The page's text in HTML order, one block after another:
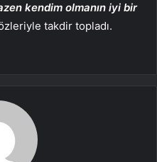
kendim olmanın iyi bir
takdir topladı.